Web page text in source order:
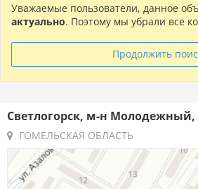
Уважаемые пользователи, данное
актуально. Поэтому мы убрали все
Продолжить
Светлогорск, м-н Молодежный,
ГОМЕЛЬСКАЯ ОБЛАСТЬ